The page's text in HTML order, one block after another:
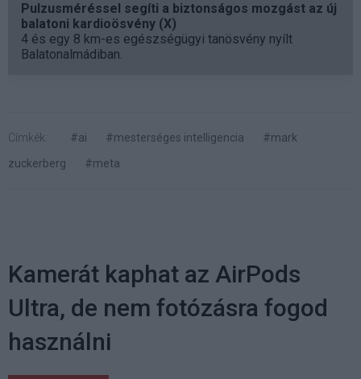
Pulzusméréssel segíti a biztonságos mozgást az új
balatoni kardioösvény (X)
4 és egy 8 km-es egészségügyi tanösvény nyílt
Balatonalmádiban.
Címkék: #ai #mesterséges intelligencia
#mark
zuckerberg
#meta
Kamerát kaphat az AirPods
Ultra, de nem fotózásra fogod
használni